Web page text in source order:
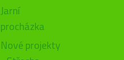
Jarní
procházka
Nové projekty